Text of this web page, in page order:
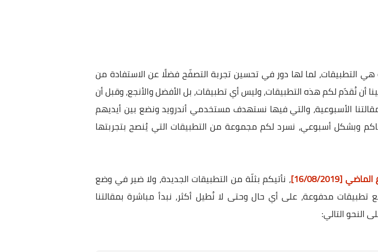
التطبيقات، لما لها دور في تحسين تجربة التصفّح فضلًا عن الاستفادة من
أن نُقدّم لكم هذه التطبيقات، وليس أي تطبيقات، بل الأفضل والأنجع، وقبل أن
الأسبوعية، والتي فيها نستهدف مستخدمي أندرويد ونضع بين أيديهم
وبشكل أسبوعي، نسرد لكم مجموعة من التطبيقات التي يُنصح بتجربتها
[16/08/2019]
، نأتيكم بثلّة من التطبيقات الجديدة، ولا ضير في وضع
مدفوعة، على أي حال وحتى لا نُطيل أكثر، نبدأ مباشرة بمقالتنا
النحو التالي: